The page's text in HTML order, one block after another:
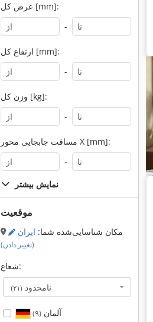
عرض کل [mm]:
-
ارتفاع کل [mm]:
-
وزن کل [kg]:
-
مسافت جابجایی محور X [mm]:
-
نمایش بیشتر
موقعیت
مکان شناسایی‌شده شما: ایران
(تغییر دادن)
شعاع:
نامحدود (۲۱)
آلمان(۹)